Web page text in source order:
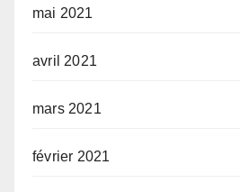
mai 2021
avril 2021
mars 2021
février 2021